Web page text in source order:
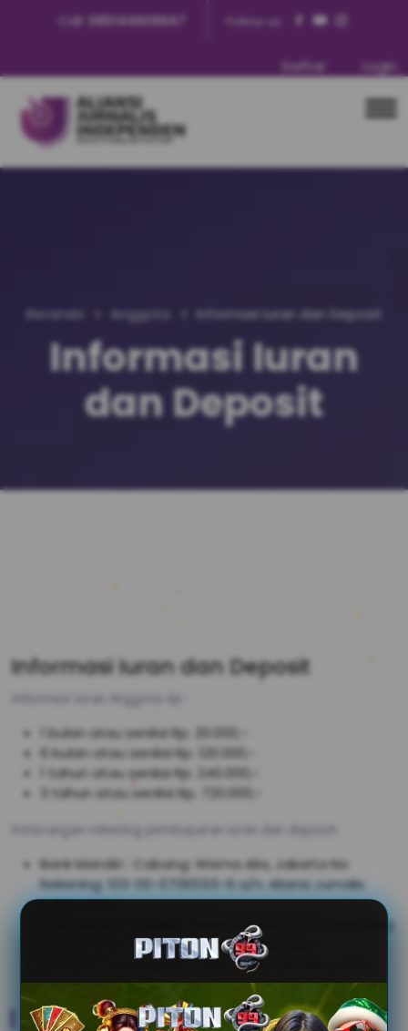
Call: 085144609947 Follow us:
Daftar Login
Beranda Anggota Informasi Iuran dan Deposit
Informasi Iuran
dan Deposit
Informasi Iuran dan Deposit
Informasi Iuran Anggota AJI :
1 bulan atau senilai Rp. 20.000,-
6 bulan atau senilai Rp. 120.000,-
1 tahun atau senilai Rp. 240.000,-
3 tahun atau senilai Rp. 720.000,-
Keterangan rekening pembayaran iuran dan deposit:
Bank Mandiri : Cabang: Wisma Alia, Jakarta No
Rekening: 103-00-0706555-6 a/n: Aliansi Jurnalis
Independen
Bank BNI 46 : Cabang: Senayan, Jakarta No Rekening:
446-1571 a/n: Aliansi Jurnalis Independen
Bank BRI : Cabang: KCP Sarinah No Rekening: 2006-
01-00011130-0 a/n: Aliansi Jurnalis Independen
Menu